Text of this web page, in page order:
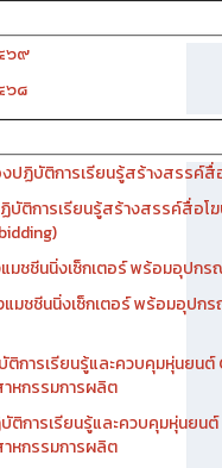
๖๙
๖๘
ปฏิบัติการเรียนรู้สร้างสรรค์
ติการเรียนรู้สร้างสรรค์สื่อโ
มชชีนนิ่งเซ็กเตอร์ พร้อมอุปก
มชชีนนิ่งเซ็กเตอร์ พร้อมอุปก
การเรียนรู้และควบคุมหุ่นยน
าหกรรมการผลิต
การเรียนรู้และควบคุมหุ่นยน
าหกรรมการผลิต